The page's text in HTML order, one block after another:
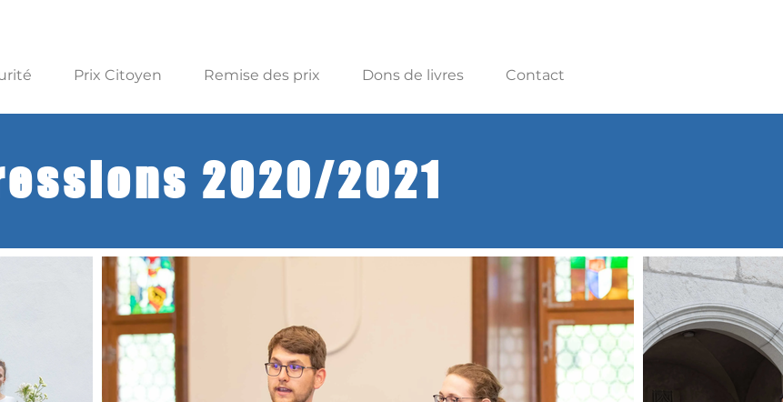
Prix Citoyen Remise des prix Dons de livres Contact
2020/2021